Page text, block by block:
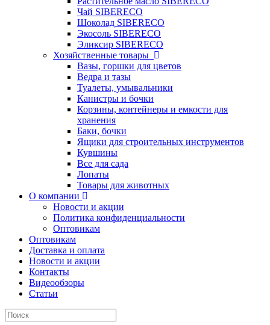
Чай SIBERECO
Шоколад SIBERECO
Экосоль SIBERECO
Эликсир SIBERECO
Хозяйственные товары
Вазы, горшки для цветов
Ведра и тазы
Туалеты, умывальники
Канистры и бочки
Корзины, контейнеры и емкости для
хранения
Баки, бочки
Ящики для строительных инструментов
Кувшины
Все для сада
Лопаты
Товары для животных
О компании
Новости и акции
Политика конфиденциальности
Оптовикам
Оптовикам
Доставка и оплата
Новости и акции
Контакты
Видеообзоры
Статьи